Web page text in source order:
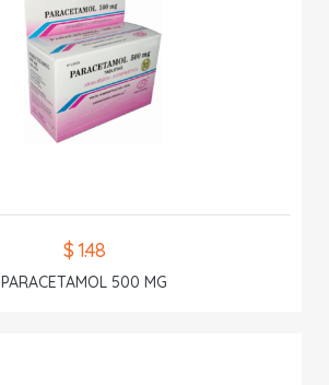
$ 1.48
PARACETAMOL 500 MG